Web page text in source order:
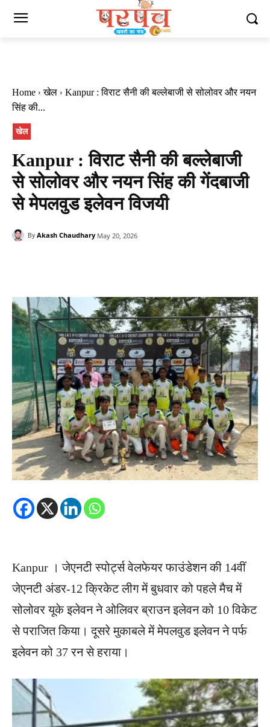
Home खेल
Kanpur : विराट सैनी की बल्लेबाजी से सोलोवर और नयन
सिंह की...
खेल
Kanpur : विराट सैनी की बल्लेबाजी
से सोलोवर और नयन सिंह की गेंदबाजी
से मेपलवुड इलेवन विजयी
By Akash Chaudhary May 20, 2026
Kanpur । जेएनटी स्पोर्ट्स वेलफेयर फाउंडेशन की 14वीं
जेएनटी अंडर-12 क्रिकेट लीग में बुधवार को पहले मैच में
सोलोवर यूके इलेवन ने ओलिवर ब्राउन इलेवन को 10 विकेट
से पराजित किया। दूसरे मुकाबले में मेपलवुड इलेवन ने पर्फ
इलेवन को 37 रन से हराया।